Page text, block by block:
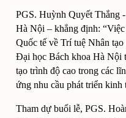
PGS. Huỳnh Quyết Thắng
Hà Nội – khẳng định:
Quốc tế về Trí tuệ Nhân
Đại học Bách khoa Hà Nội
tạo trình độ cao trong các
ứng nhu cầu phát triển kinh
Tham dự buổi lễ, PGS.